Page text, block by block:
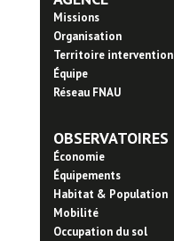
Missions
Organisation
Territoire intervention
Équipe
Réseau FNAU
OBSERVATOIRES
Économie
Équipements
Habitat & Population
Mobilité
Occupation du sol